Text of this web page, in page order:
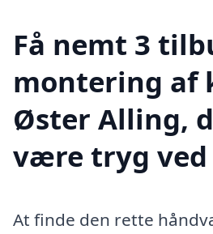
Få nemt 3
montering af
Øster Alling,
være tryg ved
At finde den rette